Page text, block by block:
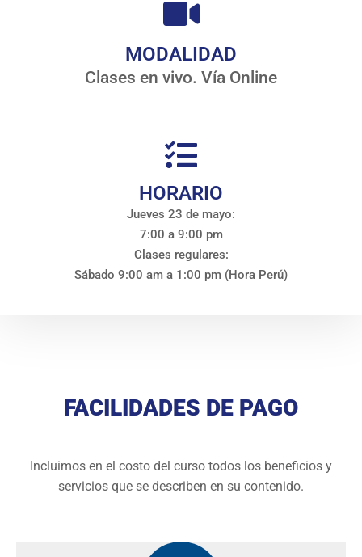
MODALIDAD
Clases en vivo. Vía Online
HORARIO
Jueves 23 de mayo:
7:00 a 9:00 pm
Clases regulares:
Sábado 9:00 am a 1:00 pm (Hora Perú)
FACILIDADES DE PAGO
Incluimos en el costo del curso todos los beneficios y
servicios que se describen en su contenido.